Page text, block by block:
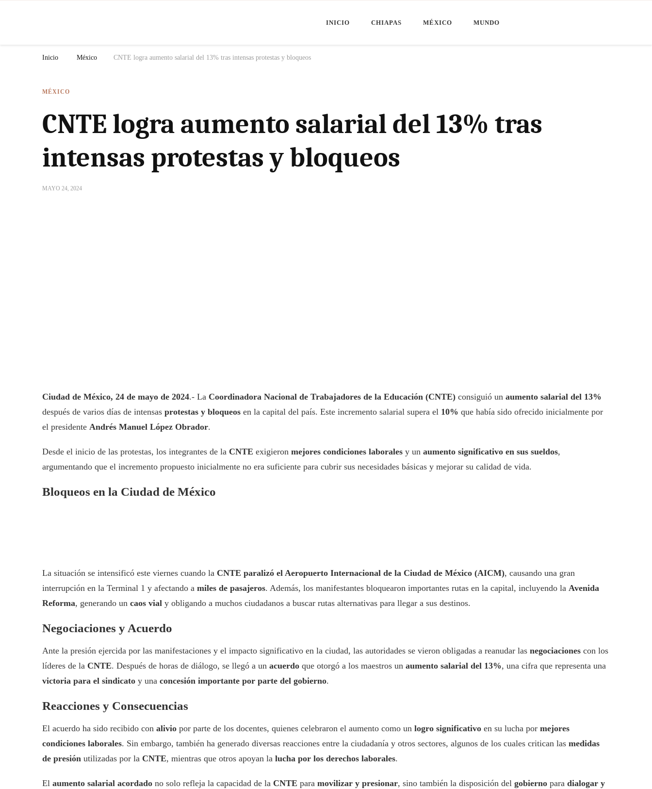
INICIO CHIAPAS MÉXICO MUNDO
Inicio México CNTE logra aumento salarial del 13% tras intensas protestas y bloqueos
MÉXICO
CNTE logra aumento salarial del 13% tras
intensas protestas y bloqueos
MAYO 24, 2024
Ciudad de México, 24 de mayo de 2024.- La Coordinadora Nacional de Trabajadores de la Educación (CNTE) consiguió un aumento salarial del 13%
después de varios días de intensas protestas y bloqueos en la capital del país. Este incremento salarial supera el 10% que había sido ofrecido inicialmente por
el presidente Andrés Manuel López Obrador.
Desde el inicio de las protestas, los integrantes de la CNTE exigieron mejores condiciones laborales y un aumento significativo en sus sueldos,
argumentando que el incremento propuesto inicialmente no era suficiente para cubrir sus necesidades básicas y mejorar su calidad de vida.
Bloqueos en la Ciudad de México
La situación se intensificó este viernes cuando la CNTE paralizó el Aeropuerto Internacional de la Ciudad de México (AICM), causando una gran
interrupción en la Terminal 1 y afectando a miles de pasajeros. Además, los manifestantes bloquearon importantes rutas en la capital, incluyendo la Avenida
Reforma, generando un caos vial y obligando a muchos ciudadanos a buscar rutas alternativas para llegar a sus destinos.
Negociaciones y Acuerdo
Ante la presión ejercida por las manifestaciones y el impacto significativo en la ciudad, las autoridades se vieron obligadas a reanudar las negociaciones con los
líderes de la CNTE. Después de horas de diálogo, se llegó a un acuerdo que otorgó a los maestros un aumento salarial del 13%, una cifra que representa una
victoria para el sindicato y una concesión importante por parte del gobierno.
Reacciones y Consecuencias
El acuerdo ha sido recibido con alivio por parte de los docentes, quienes celebraron el aumento como un logro significativo en su lucha por mejores
condiciones laborales. Sin embargo, también ha generado diversas reacciones entre la ciudadanía y otros sectores, algunos de los cuales critican las medidas
de presión utilizadas por la CNTE, mientras que otros apoyan la lucha por los derechos laborales.
El aumento salarial acordado no solo refleja la capacidad de la CNTE para movilizar y presionar, sino también la disposición del gobierno para dialogar y